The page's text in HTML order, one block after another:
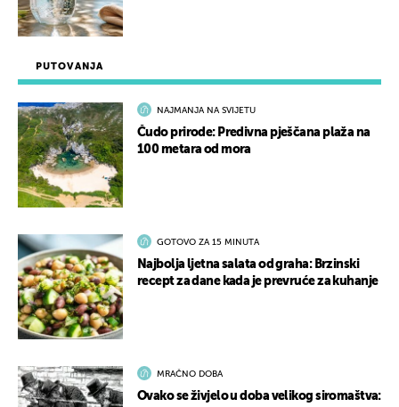
PUTOVANJA
NAJMANJA NA SVIJETU
Čudo prirode: Predivna pješčana plaža na
100 metara od mora
GOTOVO ZA 15 MINUTA
Najbolja ljetna salata od graha: Brzinski
recept za dane kada je prevruće za kuhanje
MRAČNO DOBA
Ovako se živjelo u doba velikog siromaštva: